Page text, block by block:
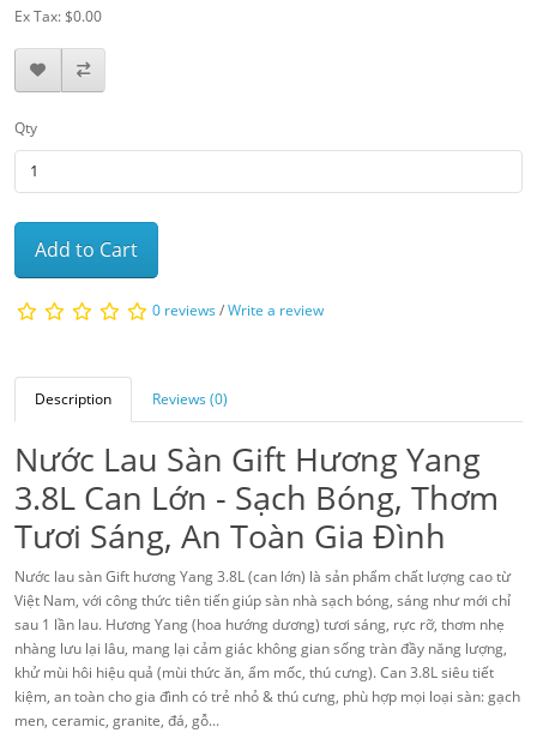
Ex Tax: $0.00
Qty
Add to Cart
0 reviews/Write a review
Description Reviews (0)
Nước Lau Sàn Gift Hương Yang
3.8L Can Lớn - Sạch Bóng, Thơm
Tươi Sáng, An Toàn Gia Đình
Nước lau sàn Gift hương Yang 3.8L (can lớn) là sản phẩm chất lượng cao từ
Việt Nam, với công thức tiên tiến giúp sàn nhà sạch bóng, sáng như mới chỉ
sau 1 lần lau. Hương Yang (hoa hướng dương) tươi sáng, rực rỡ, thơm nhẹ
nhàng lưu lại lâu, mang lại cảm giác không gian sống tràn đầy năng lượng,
khử mùi hôi hiệu quả (mùi thức ăn, ẩm mốc, thú cưng). Can 3.8L siêu tiết
kiệm, an toàn cho gia đình có trẻ nhỏ & thú cưng, phù hợp mọi loại sàn: gạch
men, ceramic, granite, đá, gỗ...